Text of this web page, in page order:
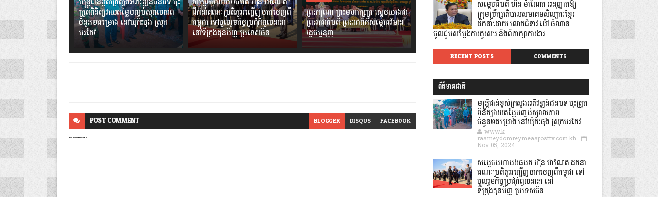
ត្រួតពិនិត្យវាយតម្លៃបញ្ចប់សុពលភាព
ចំនួន២គម្រោង នៅឃុំកិះចុង ស្រុក
បរកែវ
ដឹកនាំគណៈប្រតិភូអញ្ជើញចាកចេញពី
កម្ពុជា ទៅចូលរួមកិច្ចប្រជុំកំពូលនានា
នៅទីក្រុងគុនមិញ ប្រទេសចិន
ព្រះករុណា ព្រះមហាក្សត្រ ស្តេចយាងជា
ព្រះរាជាធិបតី ព្រះរាជពិធីសម្ពោធវិមាន
រដ្ឋធម្មនុញ្ញ
POSTCOMMENT BLOGGER DISQUS FACEBOOK
No comments
សម្តេចធិបតី ហ៊ុន ម៉ាណែត អនុញ្ញាតឱ្យ
ក្រុមប្រឹក្សាភិបាលសមាគមសិល្បករខ្មែរ
ដឹកនាំដោយ លោកជំទាវ ម៉ៅ ចំណាន
ចូលជួបសម្ដែងការគួរសម និងពិភាក្សាការងារ
RECENT POSTS COMMENTS
ព័ត៌មានជាតិ
មន្ត្រីជាន់ខ្ពស់ក្រសួងអភិវឌ្ឍន៍ជនបទ ចុះត្រួត
ពិនិត្យវាយតម្លៃបញ្ចប់សុពលភាព
ចំនួន២គម្រោង នៅឃុំកិះចុង ស្រុកបរកែវ
www.k-
rasmeydomreymeasposttv.com.kh
Nov 05, 2024
សម្តេចមហាបវរធិបតី ហ៊ុន ម៉ាណែត ដឹកនាំ
គណៈប្រតិភូអញ្ជើញចាកចេញពីកម្ពុជា ទៅ
ចូលរួមកិច្ចប្រជុំកំពូលនានា នៅ
ទីក្រុងគុនមិញ ប្រទេសចិន